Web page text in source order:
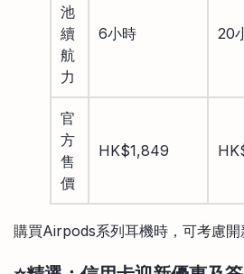
池
續
航
力
6小時 20
官
方
售
價
HK$1,849
購買Airpods系列耳機時，可考慮開